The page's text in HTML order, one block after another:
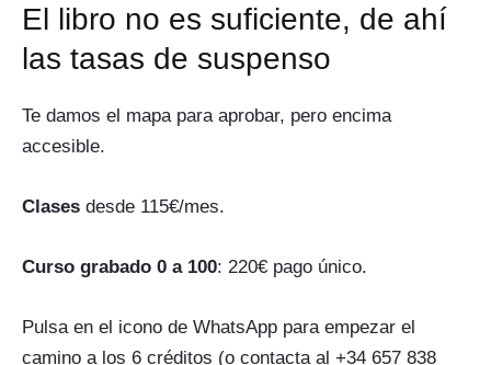
El libro no es suficiente, de ahí
las tasas de suspenso
Te damos el mapa para aprobar, pero encima
accesible.
Clases desde 115€/mes.
Curso grabado 0 a 100: 220€ pago único.
Pulsa en el icono de WhatsApp para empezar el
camino a los 6 créditos (o contacta al +34 657 838